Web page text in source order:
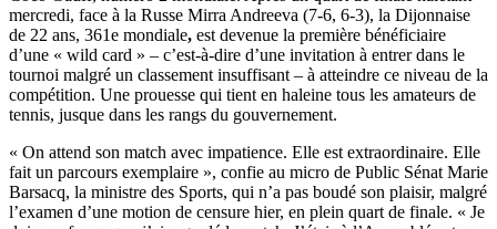
mercredi, face à la Russe Mirra Andreeva (7-6, 6-3), la Dijonnaise
de 22 ans, 361e mondiale, est devenue la première bénéficiaire
d’une « wild card » – c’est-à-dire d’une invitation à entrer dans le
tournoi malgré un classement insuffisant – à atteindre ce niveau de la
compétition. Une prouesse qui tient en haleine tous les amateurs de
tennis, jusque dans les rangs du gouvernement.
« On attend son match avec impatience. Elle est extraordinaire. Elle
fait un parcours exemplaire », confie au micro de Public Sénat Marie
Barsacq, la ministre des Sports, qui n’a pas boudé son plaisir, malgré
l’examen d’une motion de censure hier, en plein quart de finale. « Je